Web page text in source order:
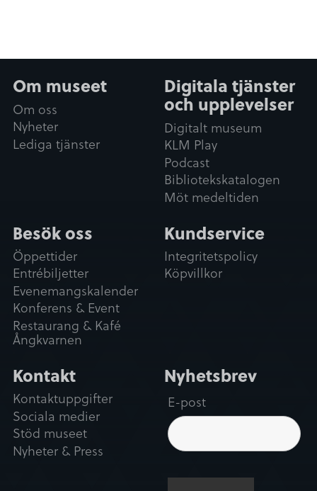
Om museet
Om oss
Nyheter
Lediga tjänster
Digitala tjänster
och upplevelser
Digitalt museum
KLM Play
Podcast
Bibliotekskatalogen
Möt medeltiden
Besök oss
Öppettider
Entrébiljetter
Evenemangskalender
Konferens & Event
Restaurang & Kafé
Ångkvarnen
Kundservice
Integritetspolicy
Köpvillkor
Kontakt
Kontaktuppgifter
Sociala medier
Stöd museet
Nyheter & Press
Nyhetsbrev
E-post